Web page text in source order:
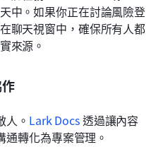
中。如果你正在討論風險登
聊天視窗中，確保所有人都
來源。
人。 Lark Docs 透過讓內容
轉化為專案管理。